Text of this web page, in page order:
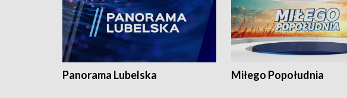
Panorama Lubelska Miłego Popołudnia